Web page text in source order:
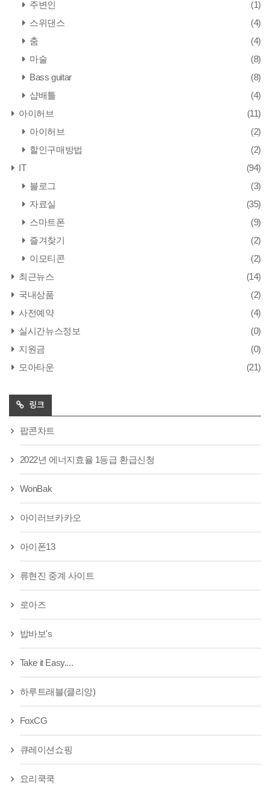
주변인
(1)
스위댄스
(4)
춤
(4)
마술
(8)
Bass guitar
(8)
샵배틀
(4)
아이허브
(11)
아이허브
(2)
할인구매방법
(2)
IT
(94)
블로그
(3)
자료실
(35)
스마트폰
(9)
즐겨찾기
(2)
이모티콘
(2)
최근뉴스
(14)
국내상품
(2)
사전예약
(4)
실시간뉴스정보
(0)
지원금
(0)
모아타운
(21)
링크
팝콘차트
2022년 에너지효율 1등급 환급신청
WonBak
아이러브카카오
아이폰13
류현진 중계 사이트
로아즈
밥바보's
Take it Easy....
하루트래블(클리앙)
FoxCG
큐레이션쇼핑
요리쿡쿡